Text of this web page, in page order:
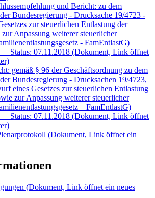
und Bericht: zu dem
Bundesregierung - Drucksache 19/4723 -
zur steuerlichen Entlastung der
Anpassung weiterer steuerlicher
- FamEntlastG)
Status: 07.11.2018 (Dokument, Link öffnet
gemäß § 96 der Geschäftsordnung zu dem
Bundesregierung - Drucksachen 19/4723,
eines Gesetzes zur steuerlichen Entlastung
zur Anpassung weiterer steuerlicher
– FamEntlastG)
Status: 07.11.2018 (Dokument, Link öffnet
(Dokument, Link öffnet ein
(Dokument, Link öffnet ein neues